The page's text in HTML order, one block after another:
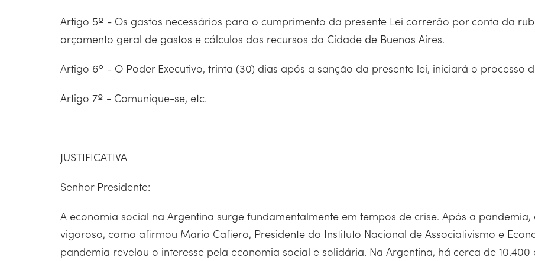
Artigo 5º - Os gastos necessários para o cumprimento da presente Lei correrão por conta da
orçamento geral de gastos e cálculos dos recursos da Cidade de Buenos Aires.
Artigo 6º - O Poder Executivo, trinta (30) dias após a sanção da presente lei, iniciará o processo
Artigo 7º - Comunique-se, etc.
JUSTIFICATIVA
Senhor Presidente:
A economia social na Argentina surge fundamentalmente em tempos de crise. Após a
vigoroso, como afirmou Mario Cafiero, Presidente do Instituto Nacional de Associativismo e
pandemia revelou o interesse pela economia social e solidária. Na Argentina, há cerca de